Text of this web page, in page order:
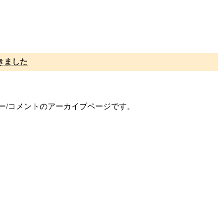
ました
コメントのアーカイブページです。